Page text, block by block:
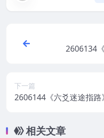
2606134
下一篇
2606144《六爻迷途指路
相关文章